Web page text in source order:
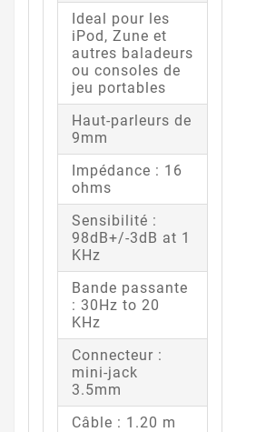
Ideal pour les
iPod, Zune et
autres baladeurs
ou consoles de
jeu portables
Haut-parleurs de
9mm
Impédance : 16
ohms
Sensibilité :
98dB+/-3dB at 1
KHz
Bande passante
: 30Hz to 20
KHz
Connecteur :
mini-jack
3.5mm
Câble : 1.20 m